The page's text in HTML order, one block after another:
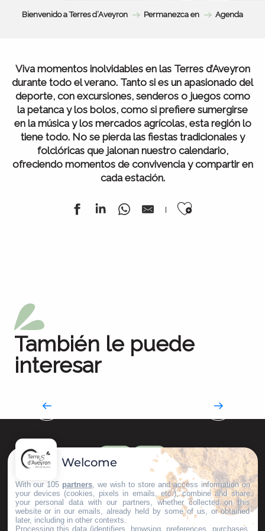
Bienvenido a Terres d’Aveyron Permanezca en Agenda
Viva momentos inolvidables en las Terres d’Aveyron
durante todo el verano. Tanto si es un apasionado del
deporte, con excursiones, senderos o juegos como
la petanca y los bolos, como si prefiere sumergirse
en la música y los mercados agrícolas, esta región lo
tiene todo. No se pierda las fiestas tradicionales y
folclóricas que jalonan nuestro calendario,
ofreciendo momentos de convivencia y compartir en
cada estación.
Ajouter
También le puede
interesarNuestras presas
Welcome
With our 105 partners , we wish to store and access information on
your devices (cookies, pixels in emails, etc.), combine and share
your personal data with our partners, whether collected on this
website or in our emails, already held by some of us, or obtained
later, including in other contexts.
Processing this data (identifiers, browsing, preferences, purchases,